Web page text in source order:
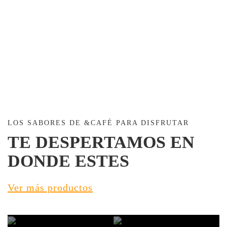
LOS SABORES DE &CAFÉ PARA DISFRUTAR
TE DESPERTAMOS EN
DONDE ESTES
Ver más productos